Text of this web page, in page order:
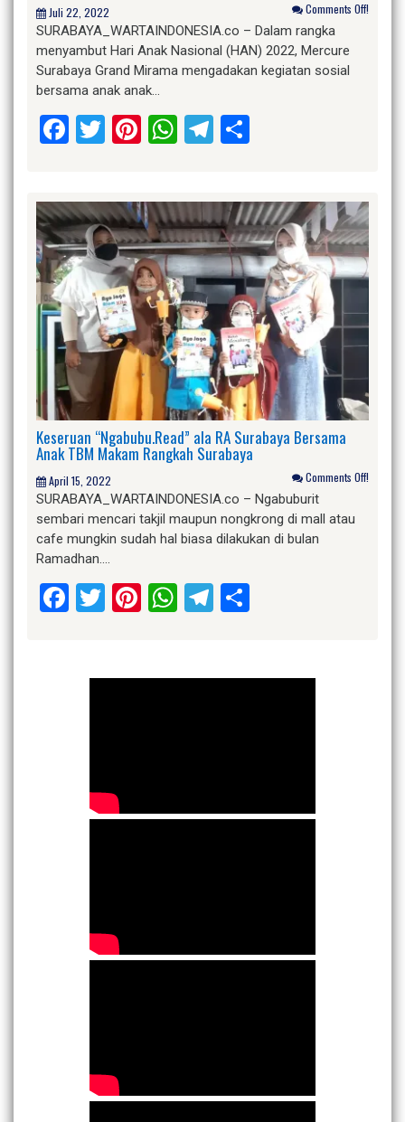
Juli 22, 2022 Comments Off!
SURABAYA_WARTAINDONESIA.co – Dalam rangka
menyambut Hari Anak Nasional (HAN) 2022, Mercure
Surabaya Grand Mirama mengadakan kegiatan sosial
bersama anak anak…
Facebook
Twitter
Pinterest
WhatsApp
Telegram
Keseruan “Ngabubu.Read” ala RA Surabaya Bersama
Anak TBM Makam Rangkah Surabaya
April 15, 2022 Comments Off!
SURABAYA_WARTAINDONESIA.co – Ngabuburit
sembari mencari takjil maupun nongkrong di mall atau
cafe mungkin sudah hal biasa dilakukan di bulan
Ramadhan….
Facebook
Twitter
Pinterest
WhatsApp
Telegram